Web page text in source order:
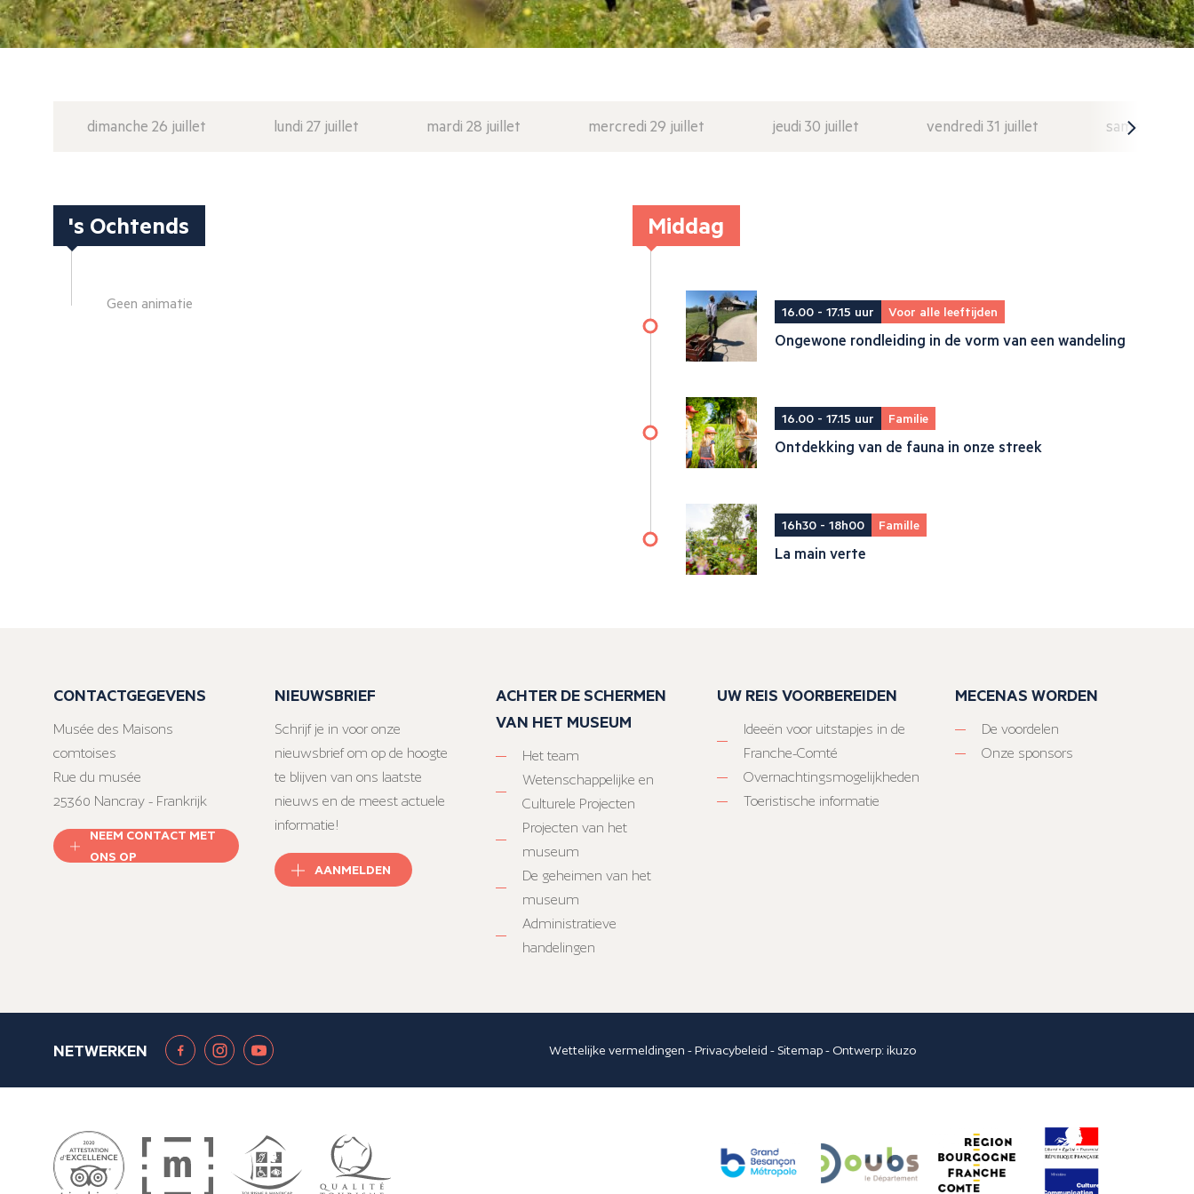
dimanche 26 juillet lundi 27 juillet mardi 28 juillet mercredi 29 juillet jeudi 30 juillet vendredi 31 juillet samedi 1 août
's Ochtends
Geen animatie
Middag
16.00 - 17.15 uur Voor alle leeftijden
Ongewone rondleiding in de vorm van een wandeling
16.00 - 17.15 uur Familie
Ontdekking van de fauna in onze streek
16h30 - 18h00 Famille
La main verte
CONTACTGEGEVENS
Musée des Maisons
comtoises
Rue du musée
25360 Nancray - Frankrijk
NEEM CONTACT MET
ONS OP
NIEUWSBRIEF
Schrijf je in voor onze
nieuwsbrief om op de hoogte
te blijven van ons laatste
nieuws en de meest actuele
informatie!
AANMELDEN
ACHTER DE SCHERMEN
VAN HET MUSEUM
Het team
Wetenschappelijke en
Culturele Projecten
Projecten van het
museum
De geheimen van het
museum
Administratieve
handelingen
UW REIS VOORBEREIDEN
Ideeën voor uitstapjes in de
Franche-Comté
Overnachtingsmogelijkheden
Toeristische informatie
MECENAS WORDEN
De voordelen
Onze sponsors
NETWERKEN Wettelijke vermeldingen -Privacybeleid - Sitemap- Ontwerp:ikuzo